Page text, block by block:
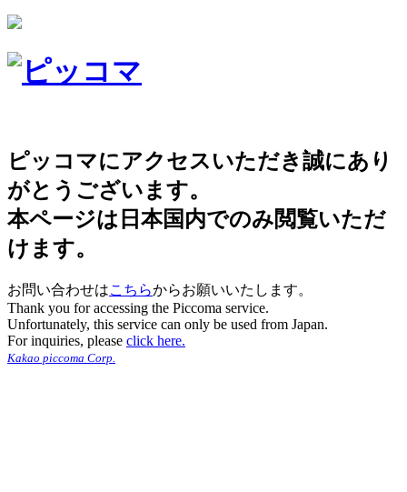
ピッコマにアクセスいただき誠にあり
がとうございます。
本ページは日本国内でのみ閲覧いただ
けます。
お問い合わせはこちらからお願いいたします。
Thank you for accessing the Piccoma service.
Unfortunately, this service can only be used from Japan.
For inquiries, please click here.
Kakao piccoma Corp.